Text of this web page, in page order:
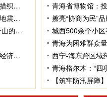
【筑牢防汛屏障】西宁开发区多举措织牢防汛安全防线
中国人民银行青海省分行全力保障地震灾区金融服务不断档
从北京到囊谦 一条哈达牵起万水千山的情意
上半年全省各级消协为消费者挽回经济损失389.7万余元
青海省博物馆：
擦亮“协商为民”
城西500余个小
青海为困难群众
西宁-海东跨区域
【筑牢防汛屏障